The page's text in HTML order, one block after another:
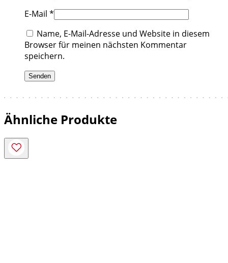
E-Mail *
Name, E-Mail-Adresse und Website in diesem
Browser für meinen nächsten Kommentar
speichern.
Ähnliche Produkte